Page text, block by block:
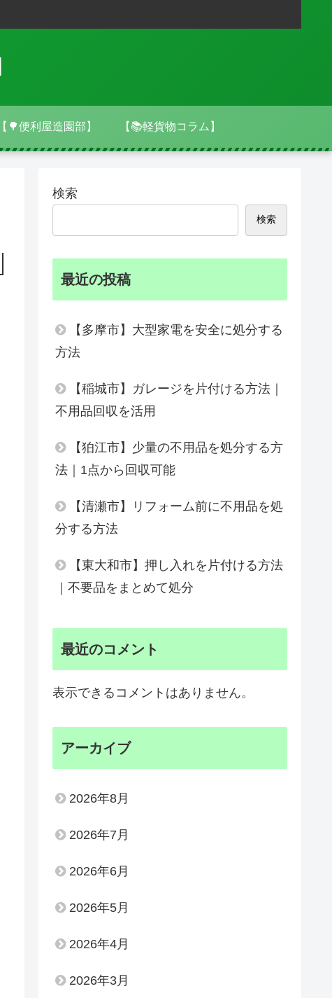
【🌳便利屋造園部】 【📚軽貨物コラム】
検索
検索
最近の投稿
【多摩市】大型家電を安全に処分する
方法
【稲城市】ガレージを片付ける方法｜
不用品回収を活用
【狛江市】少量の不用品を処分する方
法｜1点から回収可能
【清瀬市】リフォーム前に不用品を処
分する方法
【東大和市】押し入れを片付ける方法
｜不要品をまとめて処分
最近のコメント
表示できるコメントはありません。
アーカイブ
2026年8月
2026年7月
2026年6月
2026年5月
2026年4月
2026年3月